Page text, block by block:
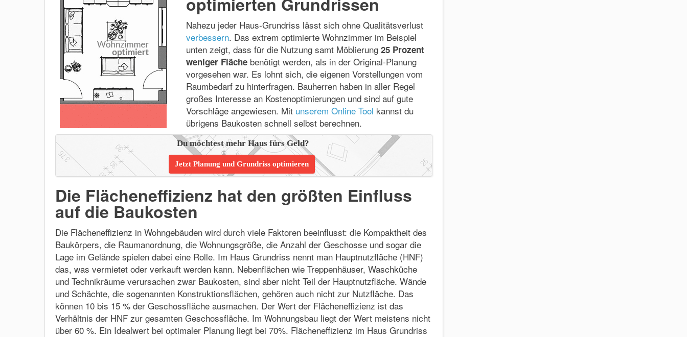
Nahezu jeder Haus-Grundriss lässt sich ohne Qualitätsverlust
verbessern. Das extrem optimierte Wohnzimmer im Beispiel
unten zeigt, dass für die Nutzung samt Möblierung 25 Prozent
weniger Fläche benötigt werden, als in der Original-Planung
vorgesehen war. Es lohnt sich, die eigenen Vorstellungen vom
Raumbedarf zu hinterfragen. Bauherren haben in aller Regel
großes Interesse an Kostenoptimierungen und sind auf gute
Vorschläge angewiesen. Mit unserem Online Tool kannst du
übrigens Baukosten schnell selbst berechnen.
Du möchtest mehr Haus fürs Geld?
Jetzt Planung und Grundriss optimieren
Die Flächeneffizienz hat den größten Einfluss
auf die Baukosten
Die Flächeneffizienz in Wohngebäuden wird durch viele Faktoren beeinflusst: die Kompaktheit des
Baukörpers, die Raumanordnung, die Wohnungsgröße, die Anzahl der Geschosse und sogar die
Lage im Gelände spielen dabei eine Rolle. Im Haus Grundriss nennt man Hauptnutzfläche (HNF)
das, was vermietet oder verkauft werden kann. Nebenflächen wie Treppenhäuser, Waschküche
und Technikräume verursachen zwar Baukosten, sind aber nicht Teil der Hauptnutzfläche. Wände
und Schächte, die sogenannten Konstruktionsflächen, gehören auch nicht zur Nutzfläche. Das
können 10 bis 15 % der Geschossfläche ausmachen. Der Wert der Flächeneffizienz ist das
Verhältnis der HNF zur gesamten Geschossfläche. Im Wohnungsbau liegt der Wert meistens nicht
über 60 %. Ein Idealwert bei optimaler Planung liegt bei 70%. Flächeneffizienz im Haus Grundriss